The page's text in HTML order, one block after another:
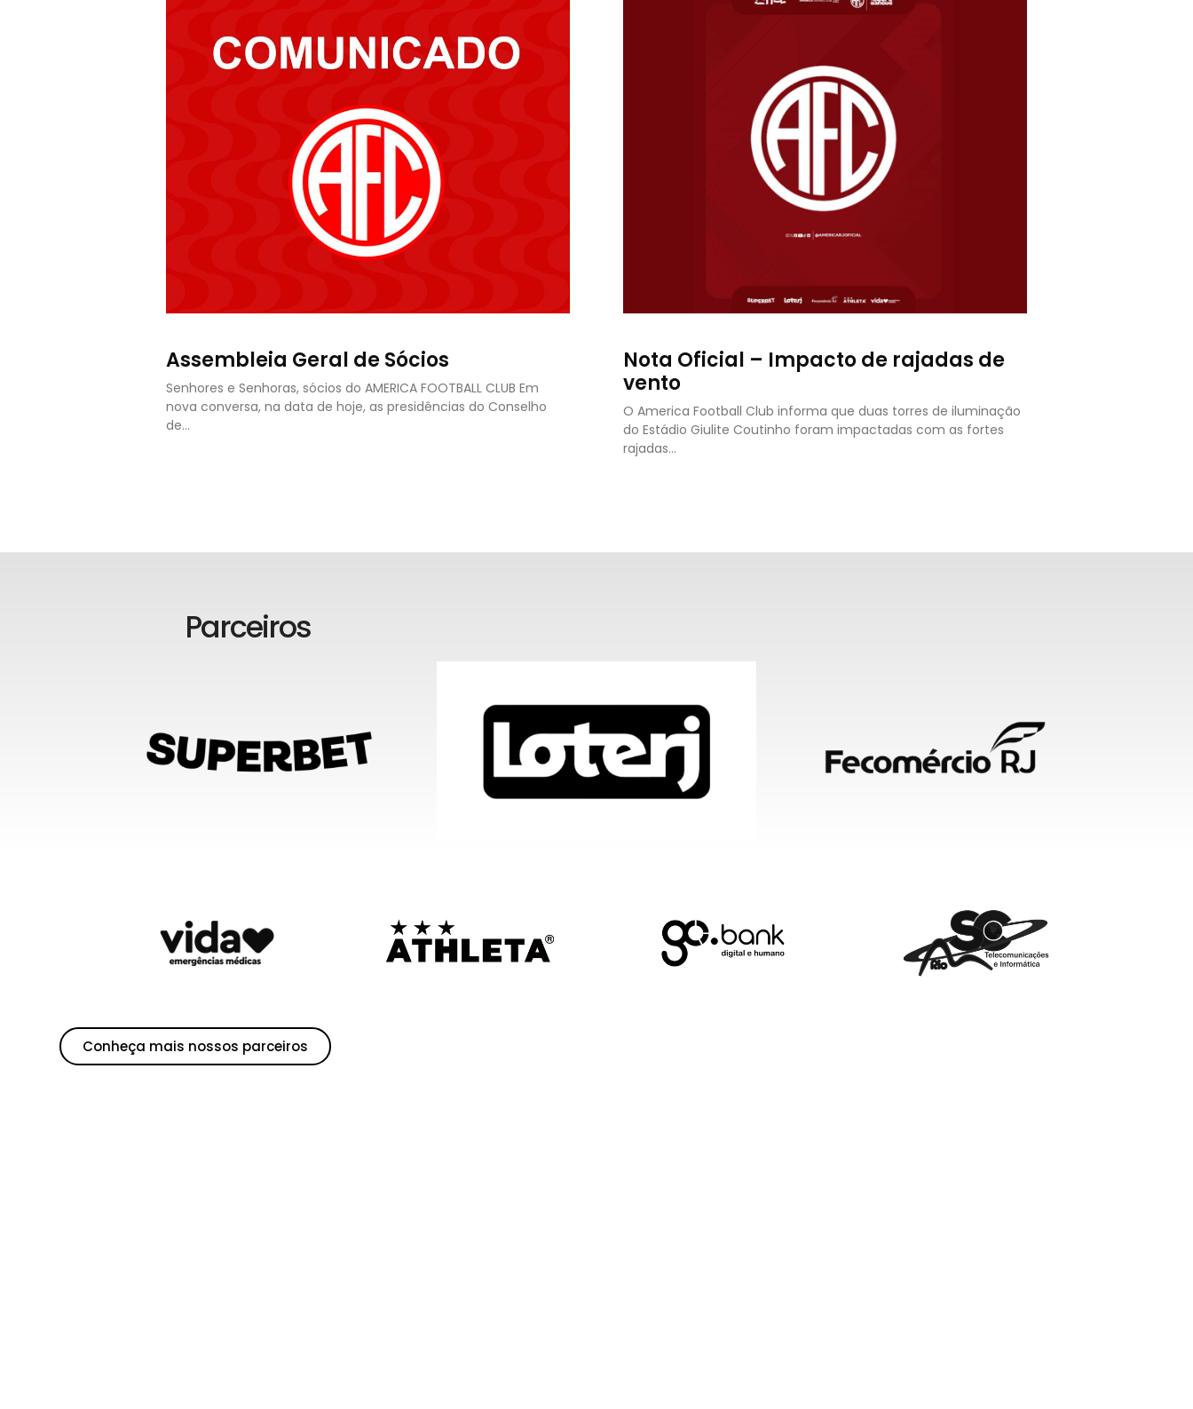
Assembleia Geral de Sócios
Senhores e Senhoras, sócios do AMERICA FOOTBALL CLUB Em
nova conversa, na data de hoje, as presidências do Conselho
de…
Nota Oficial – Impacto de rajadas de
vento
O America Football Club informa que duas torres de iluminação
do Estádio Giulite Coutinho foram impactadas com as fortes
rajadas…
Parceiros
Conheça mais nossos parceiros